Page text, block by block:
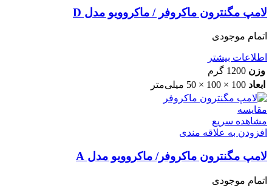
لامپ مگنترون ماکروفر / ماکروویو مدل D
اتمام موجودی
اطلاعات بیشتر
وزن 1200 گرم
ابعاد 100 × 100 × 50 میلی‌متر
مقایسه
مشاهده سریع
افزودن به علاقه مندی
لامپ مگنترون ماکروفر/ ماکروویو مدل A
اتمام موجودی